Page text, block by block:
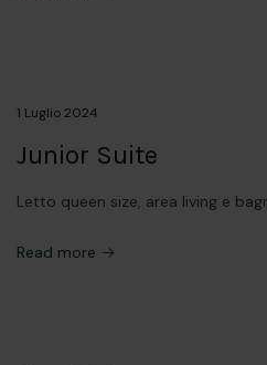
1 Luglio 2024
Junior Suite
Letto queen size, area living e
Read more